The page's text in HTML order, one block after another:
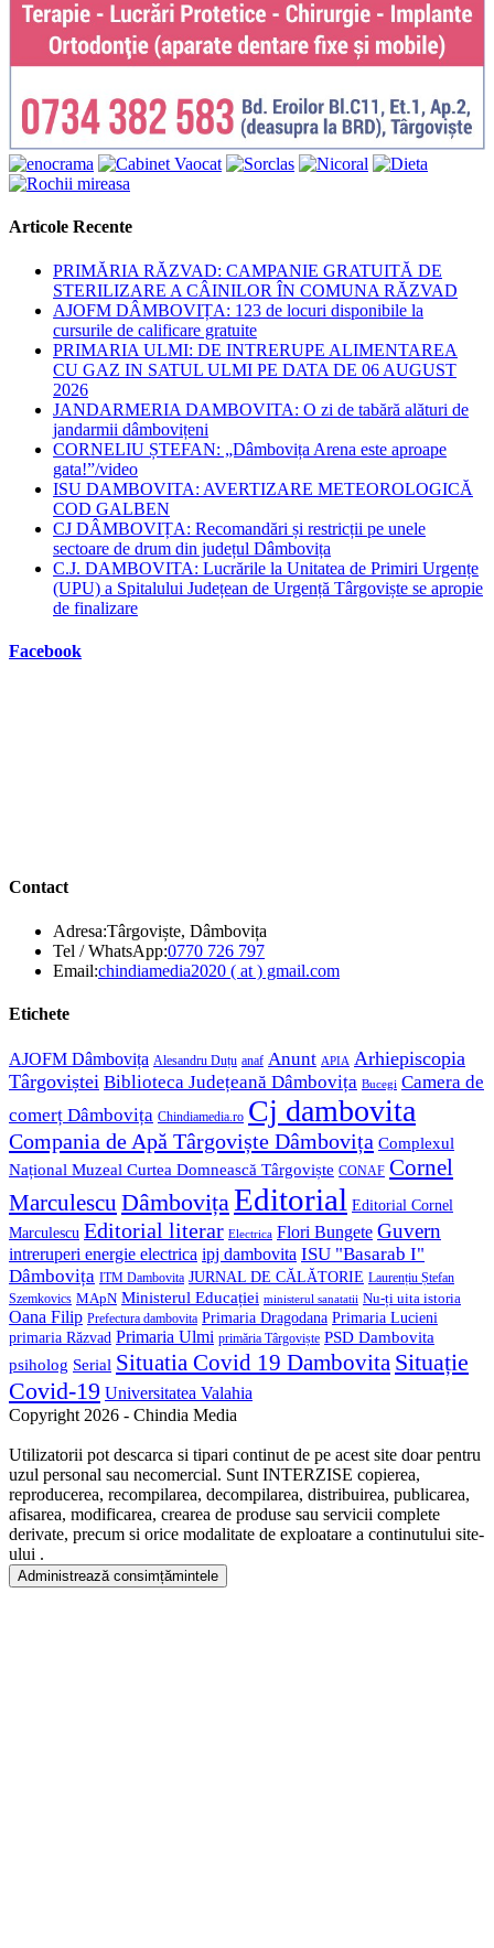
Articole Recente
PRIMĂRIA RĂZVAD: CAMPANIE GRATUITĂ DE
STERILIZARE A CÂINILOR ÎN COMUNA RĂZVAD
AJOFM DÂMBOVIȚA: 123 de locuri disponibile la
cursurile de calificare gratuite
PRIMARIA ULMI: DE INTRERUPE ALIMENTAREA
CU GAZ IN SATUL ULMI PE DATA DE 06 AUGUST
2026
JANDARMERIA DAMBOVITA: O zi de tabără alături de
jandarmii dâmbovițeni
CORNELIU ȘTEFAN: „Dâmbovița Arena este aproape
gata!”/video
ISU DAMBOVITA: AVERTIZARE METEOROLOGICĂ
COD GALBEN
CJ DÂMBOVIȚA: Recomandări și restricții pe unele
sectoare de drum din județul Dâmbovița
C.J. DAMBOVITA: Lucrările la Unitatea de Primiri Urgențe
(UPU) a Spitalului Județean de Urgență Târgoviște se apropie
de finalizare
Facebook
Contact
Adresa:Târgoviște, Dâmbovița
Tel / WhatsApp:0770 726 797Opens
in
Email:chindiamedia2020 ( at ) gmail.comOpens
Etichete
AJOFM Dâmbovița Alesandru Duțu anaf Anunt APIA Arhiepiscopia
Târgoviștei Biblioteca Județeană Dâmbovița Bucegi Camera de
comerț Dâmbovița Chindiamedia.ro Cj dambovita
Compania de Apă Târgoviște Dâmbovița Complexul
Național Muzeal Curtea Domnească Târgoviște CONAF Cornel
Marculescu DâmbovițaEditorial Editorial Cornel
Marculescu Editorial literar Electrica Flori Bungete Guvern
intreruperi energie electrica ipj dambovita ISU "Basarab I"
Dâmbovița
ITM Dambovita JURNAL DE CĂLĂTORIE Laurențiu Ștefan
Szemkovics MApN Ministerul Educației ministerul sanatatii Nu-ți uita istoria
Oana Filip Prefectura dambovita Primaria Dragodana Primaria Lucieni
primaria Răzvad Primaria Ulmi primăria Târgoviște PSD Dambovita
psiholog Serial Situatia Covid 19 Dambovita Situație
Covid-19 Universitatea Valahia
Copyright 2026 - Chindia Media
Utilizatorii pot descarca si tipari continut de pe acest site doar pentru
uzul personal sau necomercial. Sunt INTERZISE copierea,
reproducerea, recompilarea, decompilarea, distribuirea, publicarea,
afisarea, modificarea, crearea de produse sau servicii complete
derivate, precum si orice modalitate de exploatare a continutului site-
ului .
Administrează consimțămintele